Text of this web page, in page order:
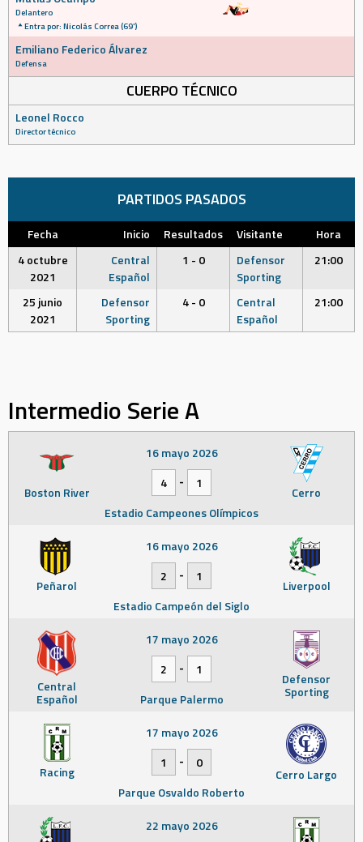
Delantero
Entra por: Nicolás Correa (69')
Emiliano Federico Álvarez
Defensa
CUERPO TÉCNICO
Leonel Rocco
Director técnico
PARTIDOS PASADOS
Fecha Inicio Resultados Visitante
Hora
4 octubre
2021
Central
Español
1 - 0
Defensor
Sporting
21:00
25 junio
2021
Defensor
Sporting
4 - 0
Central
Español
21:00
Intermedio Serie A
Boston River Cerro
16 mayo 2026
4
-
1
Estadio Campeones Olímpicos
Peñarol Liverpool
16 mayo 2026
2
-
1
Estadio Campeón del Siglo
Central
Español
Defensor
Sporting
17 mayo 2026
2
-
1
Parque Palermo
Racing Cerro Largo
17 mayo 2026
1
-
0
Parque Osvaldo Roberto
22 mayo 2026